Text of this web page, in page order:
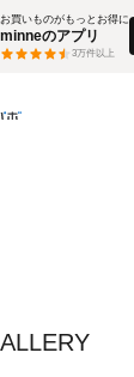
お買いものがもっとお得に
minneのアプリ
3万件以上